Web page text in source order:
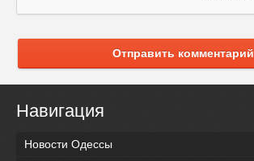
Отправить комментарий
Навигация
Новости Одессы